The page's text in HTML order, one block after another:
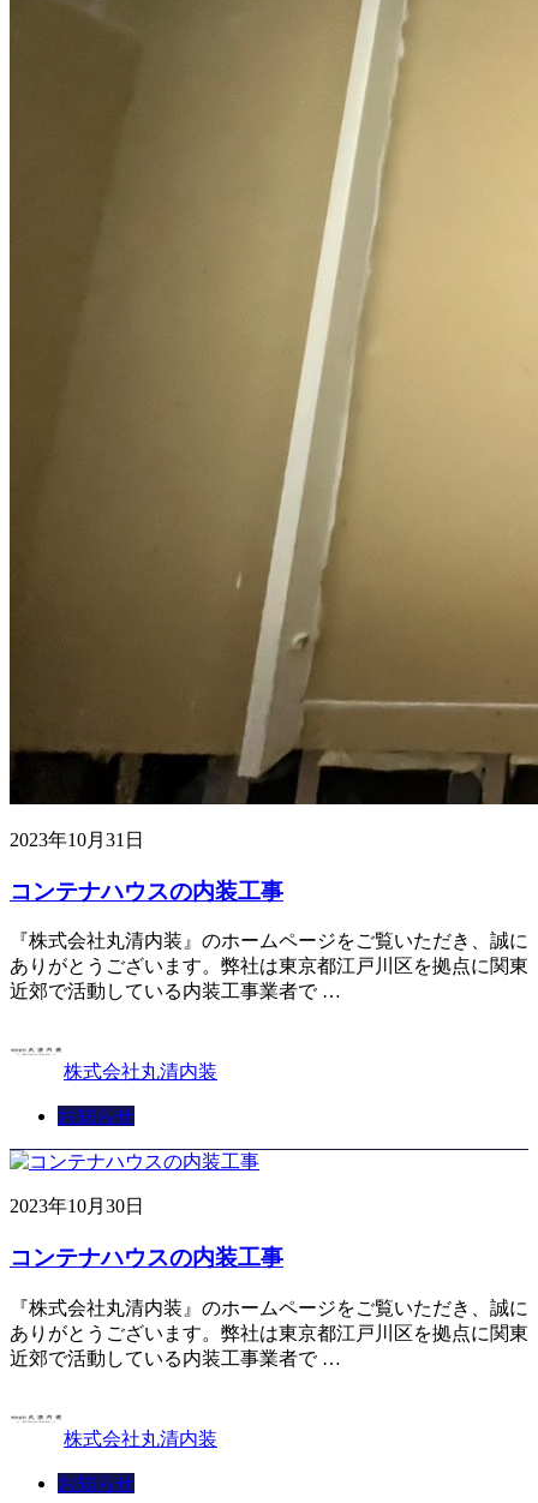
2023年10月31日
コンテナハウスの内装工事
『株式会社丸清内装』のホームページをご覧いただき、誠に
ありがとうございます。弊社は東京都江戸川区を拠点に関東
近郊で活動している内装工事業者で …
株式会社丸清内装
お知らせ
2023年10月30日
コンテナハウスの内装工事
『株式会社丸清内装』のホームページをご覧いただき、誠に
ありがとうございます。弊社は東京都江戸川区を拠点に関東
近郊で活動している内装工事業者で …
株式会社丸清内装
お知らせ